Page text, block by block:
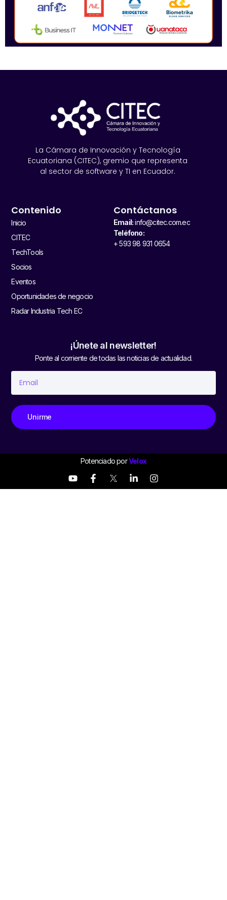
La Cámara de Innovación y Tecnología
Ecuatoriana (CITEC), gremio que representa
al sector de software y TI en Ecuador.
Contenido
Inicio
CITEC
TechTools
Socios
Eventos
Oportunidades de negocio
Radar Industria Tech EC
Contáctanos
Email:info@citec.com.ec
Teléfono:
+ 593 98 931 0654
¡Únete al newsletter!
Ponte al corriente de todas las noticias de actualidad.
Unirme
Potenciado porVelox